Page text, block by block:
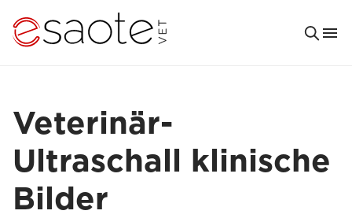
Veterinär-
Ultraschall klinische
Bilder